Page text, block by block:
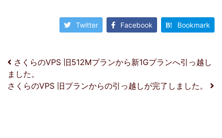
Twitter Facebook Bookmark
投稿ナビゲーション
さくらのVPS 旧512Mプランから新1Gプランへ引っ越し
ました。
さくらのVPS 旧プランからの引っ越しが完了しました。